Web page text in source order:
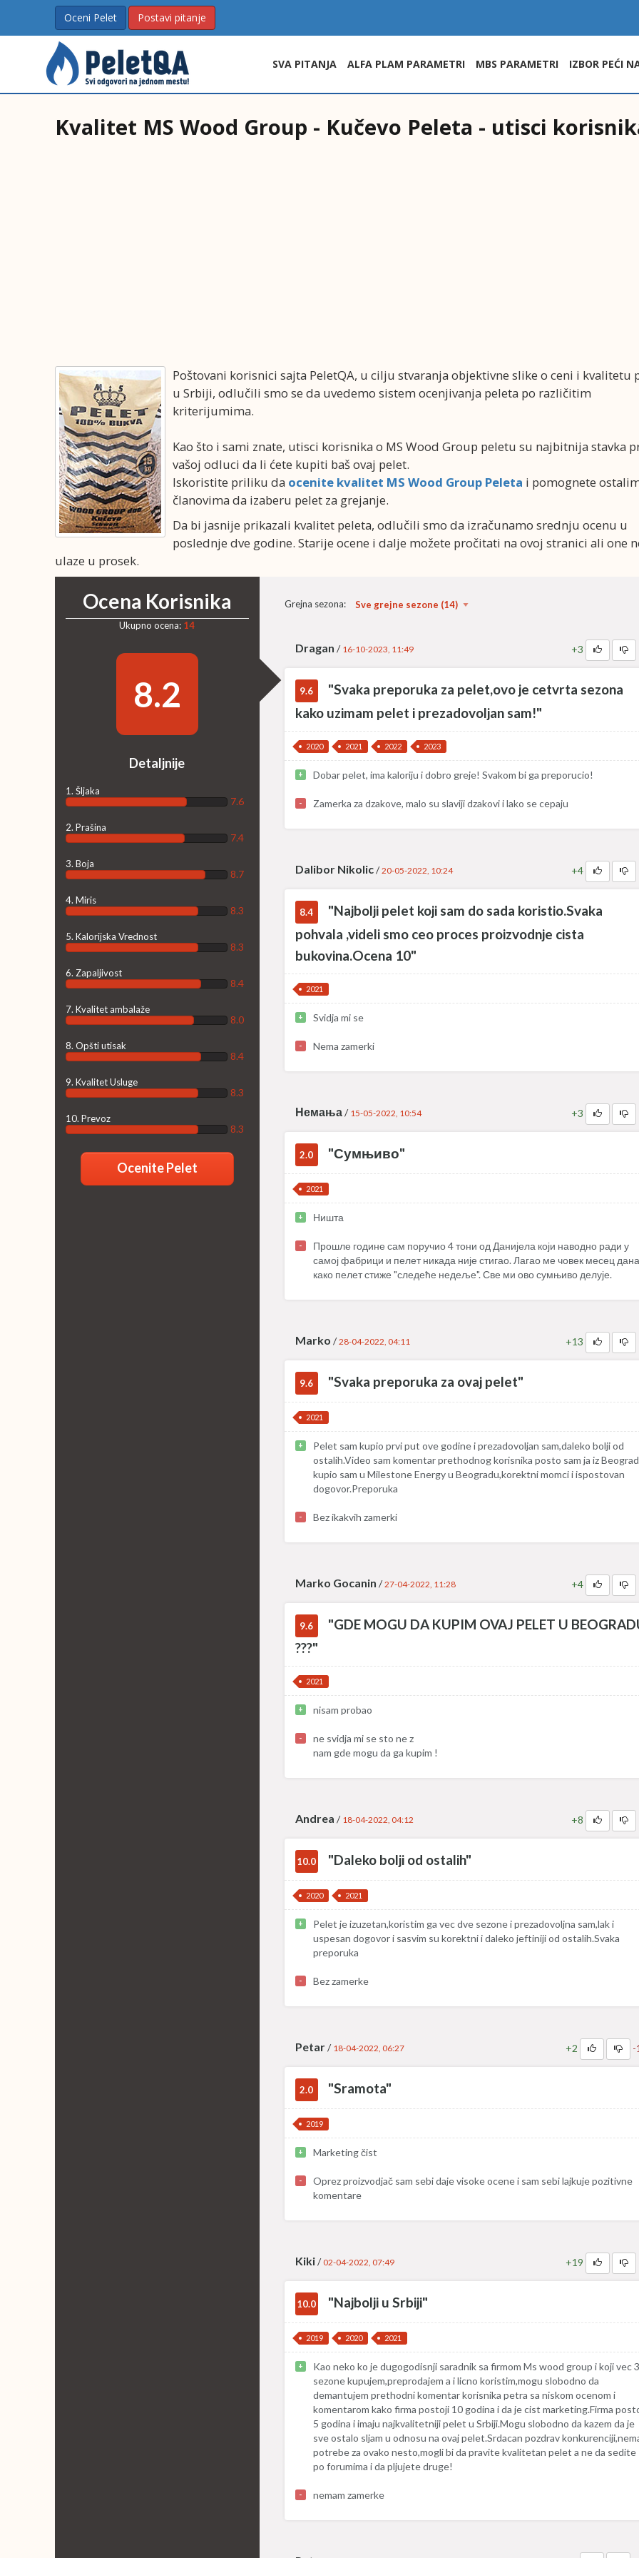
Oceni Pelet Postavi pitanje
SVA PITANJA ALFA PLAM PARAMETRI MBS PARAMETRI IZBOR PEĆI
Kvalitet MS Wood Group - Kučevo Peleta - utisci
Poštovani korisnici sajta PeletQA, u cilju stvaranja objektivne slike o ceni i kvalitetu
u Srbiji, odlučili smo se da uvedemo sistem ocenjivanja peleta po različitim
kriterijumima.
Kao što i sami znate, utisci korisnika o MS Wood Group peletu su najbitnija stavka
vašoj odluci da li ćete kupiti baš ovaj pelet.
Iskoristite priliku da ocenite kvalitet MS Wood Group Peleta i pomognete
članovima da izaberu pelet za grejanje.
Da bi jasnije prikazali kvalitet peleta, odlučili smo da izračunamo srednju ocenu u
poslednje dve godine. Starije ocene i dalje možete pročitati na ovoj stranici ali one
ulaze u prosek.
Ocena Korisnika
Ukupno ocena: 14
8.2
Detaljnije
1. Šljaka
7.6
2. Prašina
7.4
3. Boja
8.7
4. Miris
8.3
5. Kalorijska Vrednost
8.3
6. Zapaljivost
8.4
7. Kvalitet ambalaže
8.0
8. Opšti utisak
8.4
9. Kvalitet Usluge
8.3
10. Prevoz
8.3
Ocenite Pelet
Grejna sezona:
Dragan / 16-10-2023, 11:49 +3
9.6
"Svaka preporuka za pelet,ovo je cetvrta sezona
kako uzimam pelet i prezadovoljan sam!"
2020 2021 2022 2023
+ Dobar pelet, ima kaloriju i dobro greje! Svakom bi ga preporucio!
- Zamerka za dzakove, malo su slaviji dzakovi i lako se cepaju
Dalibor Nikolic/ 20-05-2022, 10:24 +4
8.4
"Najbolji pelet koji sam do sada koristio.Svaka
pohvala ,videli smo ceo proces proizvodnje cista
bukovina.Ocena 10"
2021
+ Svidja mi se
- Nema zamerki
Немања/ 15-05-2022, 10:54 +3
2.0 "Сумњиво"
2021
+ Ништа
-
Прошле године сам поручио 4 тони од Данијела који наводно ради у
самој фабрици и пелет никада није стигао. Лагао ме човек месец дана
како пелет стиже "следеће недеље". Све ми ово сумњиво делује.
Marko / 28-04-2022, 04:11 +13
9.6 "Svaka preporuka za ovaj pelet"
2021
+
Pelet sam kupio prvi put ove godine i prezadovoljan sam,daleko bolji od
ostalih.Video sam komentar prethodnog korisnika posto sam ja iz
kupio sam u Milestone Energy u Beogradu,korektni momci i ispostovan
dogovor.Preporuka
- Bez ikakvih zamerki
Marko Gocanin / 27-04-2022, 11:28 +4
9.6
"GDE MOGU DA KUPIM OVAJ PELET U
???"
2021
+ nisam probao
-
ne svidja mi se sto ne z
nam gde mogu da ga kupim !
Andrea / 18-04-2022, 04:12 +8
10.0 "Daleko bolji od ostalih"
2020 2021
+
Pelet je izuzetan,koristim ga vec dve sezone i prezadovoljna sam,lak i
uspesan dogovor i sasvim su korektni i daleko jeftiniji od ostalih.Svaka
preporuka
- Bez zamerke
Petar/ 18-04-2022, 06:27 +2 -
2.0 "Sramota"
2019
+ Marketing čist
-
Oprez proizvodjač sam sebi daje visoke ocene i sam sebi lajkuje pozitivne
komentare
Kiki/ 02-04-2022, 07:49 +19
10.0 "Najbolji u Srbiji"
2019 2020 2021
+
Kao neko ko je dugogodisnji saradnik sa firmom Ms wood group i koji vec 3
sezone kupujem,preprodajem a i licno koristim,mogu slobodno da
demantujem prethodni komentar korisnika petra sa niskom ocenom i
komentarom kako firma postoji 10 godina i da je cist marketing.Firma
5 godina i imaju najkvalitetniji pelet u Srbiji.Mogu slobodno da kazem da je
sve ostalo sljam u odnosu na ovaj pelet.Srdacan pozdrav
potrebe za ovako nesto,mogli bi da pravite kvalitetan pelet a ne da sedite
po forumima i da pljujete druge!
- nemam zamerke